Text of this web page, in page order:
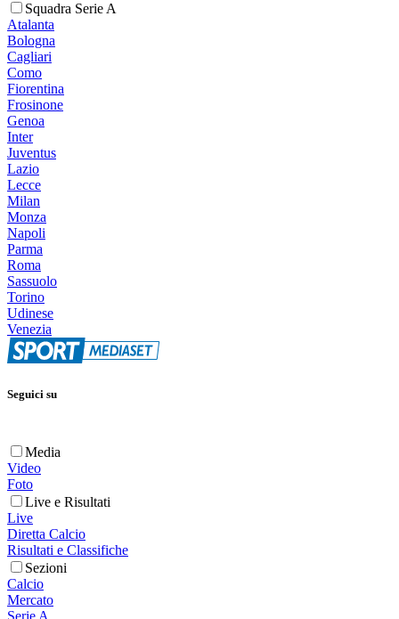
Squadra Serie A
Atalanta
Bologna
Cagliari
Como
Fiorentina
Frosinone
Genoa
Inter
Juventus
Lazio
Lecce
Milan
Monza
Napoli
Parma
Roma
Sassuolo
Torino
Udinese
Venezia
Seguici su
Media
Video
Foto
Live e Risultati
Live
Diretta Calcio
Risultati e Classifiche
Sezioni
Calcio
Mercato
Serie A